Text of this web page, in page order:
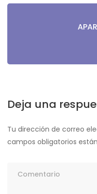
Deja una
Tu dirección de correo
campos obligatorios